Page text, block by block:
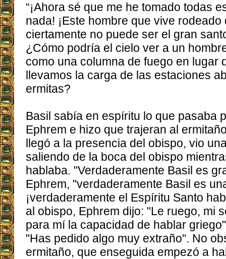
“¡Ahora sé que me he tomado todas
nada! ¡Este hombre que vive
ciertamente no puede ser el gran
¿Cómo podría el cielo ver a un
como una columna de fuego en lugar
llevamos la carga de las estaciones
ermitas?
Basil sabía en espíritu lo que pasaba
Ephrem e hizo que trajeran al
llegó a la presencia del obispo, vio
saliendo de la boca del obispo
hablaba. "Verdaderamente Basil es
Ephrem, "verdaderamente Basil es
¡verdaderamente el Espíritu Santo
al obispo, Ephrem dijo: "Le ruego, mi
para mí la capacidad de hablar
"Has pedido algo muy extraño". No
ermitaño, que enseguida empezó a